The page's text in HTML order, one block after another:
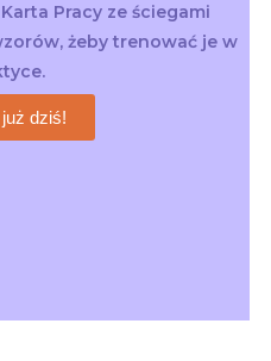
Pracy ze ściegami
żeby trenować je w
już dziś!